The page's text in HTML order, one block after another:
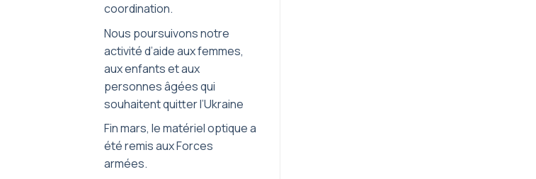
coordination.
Nous poursuivons notre
activité d’aide aux femmes,
aux enfants et aux
personnes âgées qui
souhaitent quitter l’Ukraine
Fin mars, le matériel optique a
été remis aux Forces
armées.